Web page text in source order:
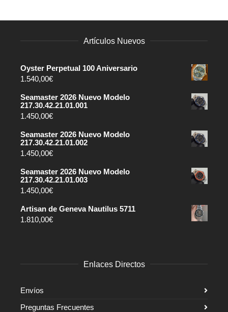
Artículos Nuevos
Oyster Perpetual 100 Aniversario
1.540,00€
Seamaster 2026 Nuevo Modelo
217.30.42.21.01.001
1.450,00€
Seamaster 2026 Nuevo Modelo
217.30.42.21.01.002
1.450,00€
Seamaster 2026 Nuevo Modelo
217.30.42.21.01.003
1.450,00€
Artisan de Geneva Nautilus 5711
1.810,00€
Enlaces Directos
Envíos
Preguntas Frecuentes